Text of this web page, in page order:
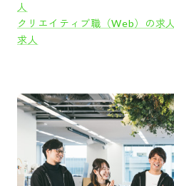
人
クリエイティブ職（Web）の求人
求人